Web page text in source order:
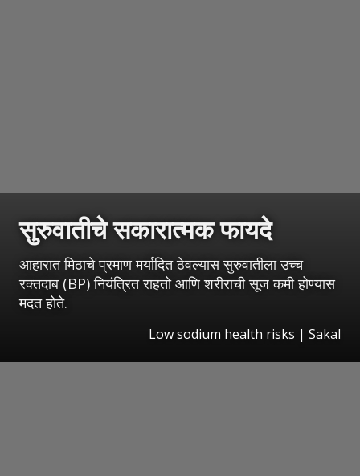
सुरुवातीचे सकारात्मक फायदे
आहारात मिठाचे प्रमाण मर्यादित ठेवल्यास सुरुवातीला उच्च
रक्तदाब (BP) नियंत्रित राहतो आणि शरीराची सूज कमी होण्यास
मदत होते.
Low sodium health risks | Sakal